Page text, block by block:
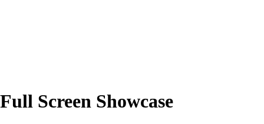
Full Screen Showcase